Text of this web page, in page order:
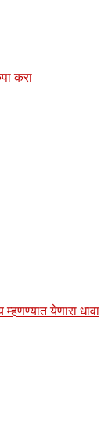
करा
म्हणण्यात येणारा धावा